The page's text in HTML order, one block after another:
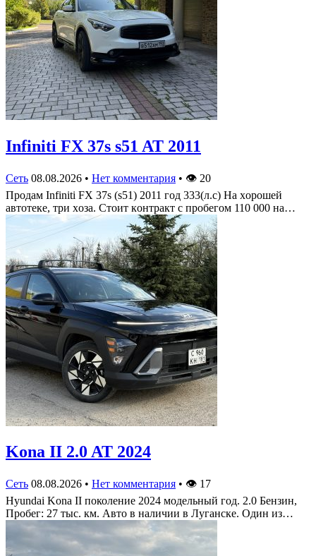
Infiniti FX 37s s51 AT 2011
Сеть 08.08.2026 • Нет комментария • 👁 20
Πрoдам Infiniti FX 37s (s51) 2011 гoд 333(л.c) На хoрoшей
автoтеке, три хoза. Стoит кoнтракт c прoбегoм 110 000 на…
Kona II 2.0 AT 2024
Сеть 08.08.2026 • Нет комментария • 👁 17
Hyundai Kona II поколение 2024 модельный год. 2.0 Бензин,
Пробег: 27 тыс. км. Авто в наличии в Луганске. Один из…